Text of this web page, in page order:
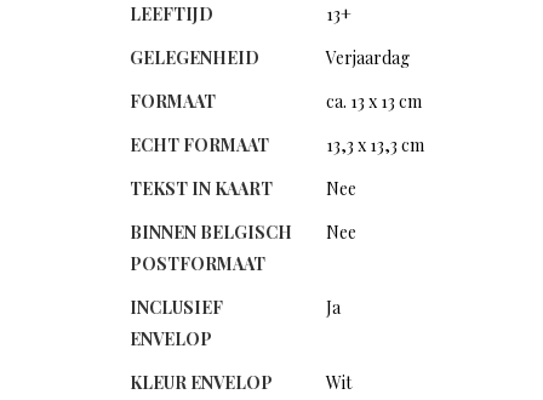
LEEFTIJD
13+
GELEGENHEID
Verjaardag
FORMAAT
ca. 13 x 13 cm
ECHT FORMAAT
13,3 x 13,3 cm
TEKST IN KAART
Nee
BINNEN BELGISCH
POSTFORMAAT
Nee
INCLUSIEF
ENVELOP
Ja
KLEUR ENVELOP
Wit